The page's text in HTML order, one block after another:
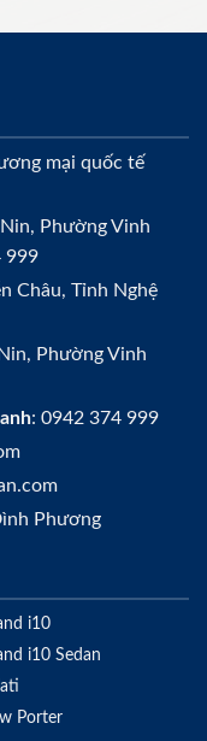
mại quốc tế
Phường Vinh
999
Châu, Tỉnh Nghệ
Phường Vinh
: 0942 374 999
Phương
i10
i10 Sedan
Porter